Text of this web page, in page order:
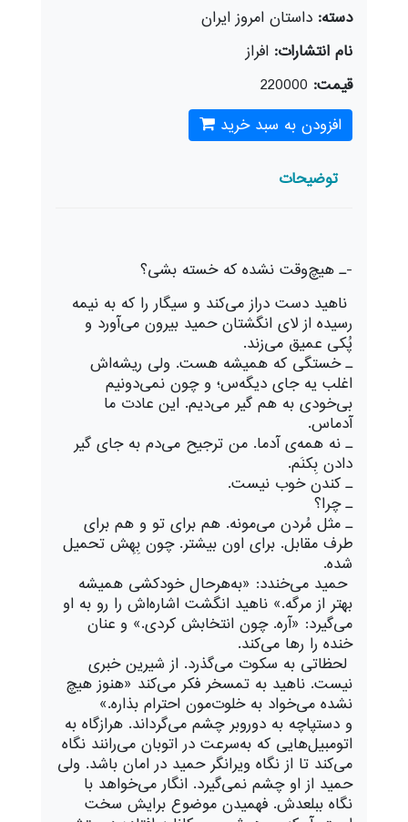
دسته: داستان امروز ایران
نام انتشارات: افراز
قیمت: 220000
افزودن به سبد خرید
توضیحات
-ـ هیچ‌وقت نشده که خسته بشى؟
ناهید دست دراز مى‌کند و سیگار را که به نیمه
رسیده از لاى انگشتان حمید بیرون مى‌آورد و
پُکى عمیق مى‌زند.
ـ خستگى که همیشه هست. ولى ریشه‌اش
اغلب یه جاى دیگه‌س؛ و چون نمى‌دونیم
بى‌خودى به هم گیر مى‌دیم. این عادت ما
آدماس.
ـ نه همه‌ى آدما. من ترجیح مى‌دم به جاى گیر
دادن بِکنَم.
ـ کندن خوب نیست.
ـ چرا؟
ـ مثل مُردن مى‌مونه. هم براى تو و هم براى
طرف مقابل. براى اون بیشتر. چون بِهِش تحمیل
شده.
حمید مى‌خندد: «به‌هرحال خودکشى همیشه
بهتر از مرگه.» ناهید انگشت اشاره‌اش را رو به او
مى‌گیرد: «آره. چون انتخابش کردى.» و عنان
خنده را رها مى‌کند.
لحظاتى به سکوت مى‌گذرد. از شیرین خبرى
نیست. ناهید به تمسخر فکر می‌کند «هنوز هیچ
نشده مى‌خواد به خلوت‌مون احترام بذاره.»
و دستپاچه به دوروبر چشم مى‌گرداند. هرازگاه به
اتومبیل‌هایى که به‌سرعت در اتوبان مى‌رانند نگاه
می‌کند تا از نگاه ویرانگر حمید در امان باشد. ولى
حمید از او چشم نمى‌گیرد. انگار مى‌خواهد با
نگاه ببلعدش. فهمیدن موضوع برایش سخت